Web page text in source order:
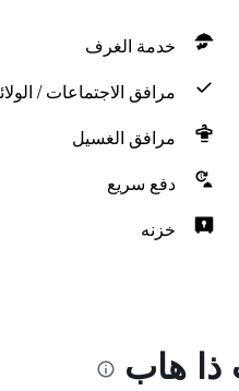
خدمة الغرف
مرافق الاجتماعات /
مرافق الغسيل
دفع سريع
خزنه
ذا هاب